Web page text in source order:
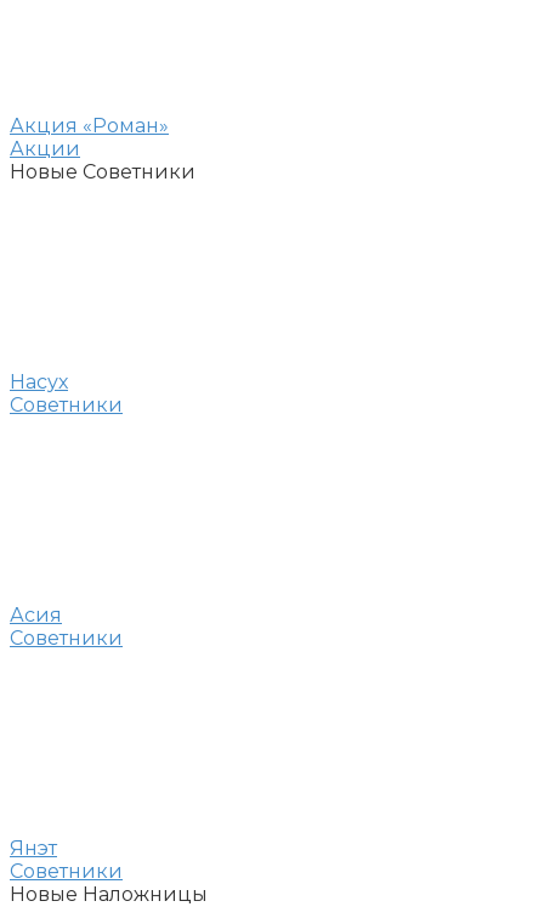
Акция «Роман»
Акции
Новые Советники
Насух
Советники
Асия
Советники
Янэт
Советники
Новые Наложницы